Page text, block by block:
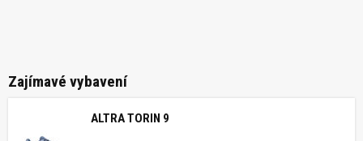
Zajímavé vybavení
ALTRA TORIN 9